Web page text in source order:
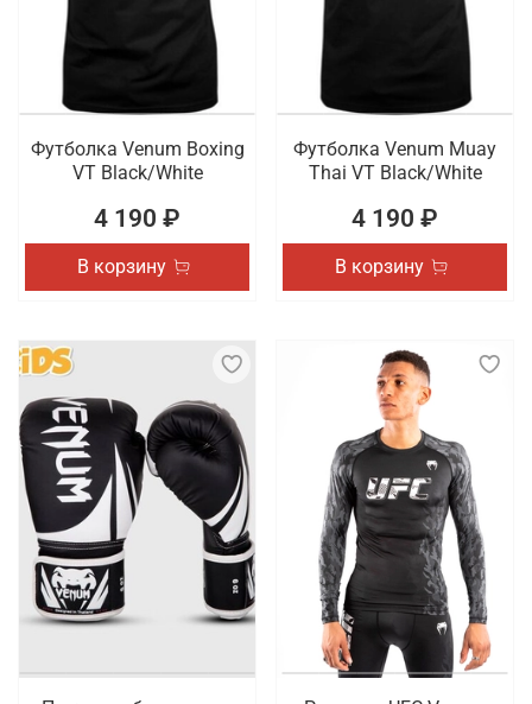
Футболка Venum Boxing
VT Black/White
4 190 ₽
В корзину
Футболка Venum Muay
Thai VT Black/White
4 190 ₽
В корзину